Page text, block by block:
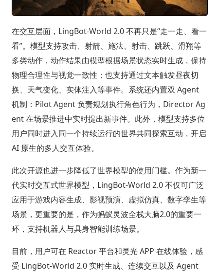
在交互层面，LingBot-World 2.0 不再只是“走一走、看一
看”。模型支持攻击、射箭、施法、射击、跳跃、滑翔等
多类动作，动作结果由模型根据场景状态实时生成，保持
物理合理性与视觉一致性；也支持通过文本触发昼夜切
换、天气变化、实体注入等事件。系统还内置双 Agent
机制：Pilot Agent 负责规划执行角色行为，Director Ag
ent 在场景推进中实时提出新事件。此外，模型支持多位
用户同时进入同一个持续运行的世界共同探索互动，开启
AI 原生的多人交互体验。
此次开源也进一步降低了世界模型的使用门槛。作为新一
代实时交互式世界模型，LingBot-World 2.0 不仅可广泛
应用于游戏内容生成、影视预演、虚拟仿真、数字孪生等
场景，更重要的是，作为蚂蚁灵波全栈大脑2.0的重要一
环，支持机器人与具身智能训练场景。
目前，用户可在 Reactor 平台和灵光 APP 在线体验，感
受 LingBot-World 2.0 实时生成、连续交互以及 Agent